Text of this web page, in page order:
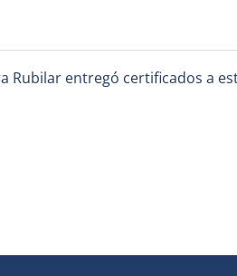
Rubilar entregó certificados a